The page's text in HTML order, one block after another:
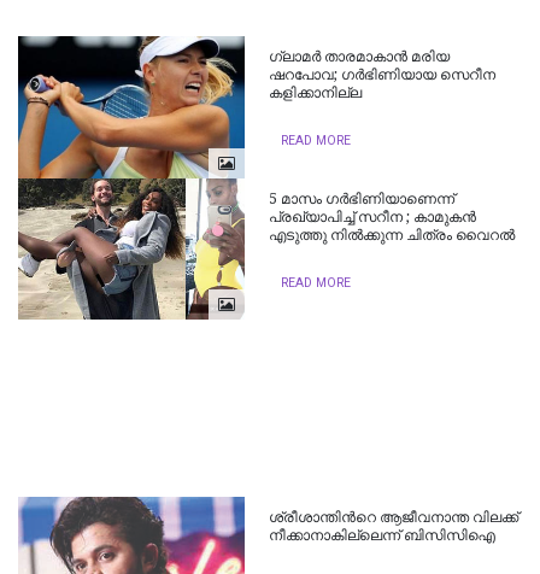
ഗ്ലാമര്‍ താരമാകാന്‍ മരിയ
ഷറപോവ; ഗര്‍ഭിണിയായ സെറീന
കളിക്കാനില്ല
READ MORE
5 മാസം ഗര്‍ഭിണിയാണെന്ന്
പ്രഖ്യാപിച്ച്‌ സറീന ; കാമുകൻ
എടുത്തു നിൽക്കുന്ന ചിത്രം വൈറല്‍
READ MORE
ശ്രീശാന്തിന്‍റെ ആജീവനാന്ത വിലക്ക്
നീക്കാനാകില്ലെന്ന് ബിസിസിഐ